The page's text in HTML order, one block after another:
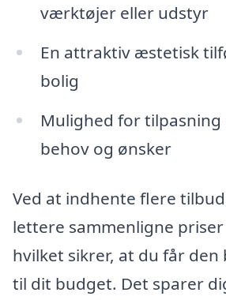
værktøjer eller udstyr
En attraktiv æstetisk
bolig
Mulighed for
behov og ønsker
Ved at indhente flere
lettere sammenligne
hvilket sikrer, at du får den
til dit budget. Det sparer